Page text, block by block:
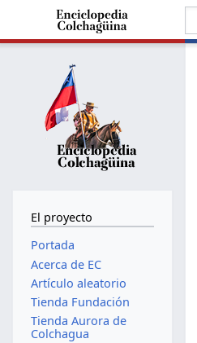
El proyecto
Portada
Acerca de EC
Artículo aleatorio
Tienda Fundación
Tienda Aurora de
Colchagua